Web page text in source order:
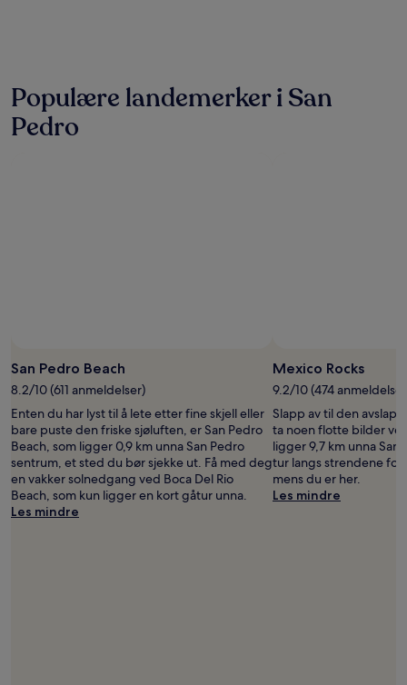
et
opphold
på
1
gjelde.
Populære landemerker i San
Pedro
San Pedro Beach
8.2/10 (611 anmeldelser)
Enten du har lyst til å lete etter fine skjell eller
bare puste den friske sjøluften, er San Pedro
Beach, som ligger 0,9 km unna San Pedro
sentrum, et sted du bør sjekke ut. Få med deg
en vakker solnedgang ved Boca Del Rio
Beach, som kun ligger en kort gåtur unna.
Les mindre
Mexico Rocks
9.2/10 (474
Slapp av til den
ta noen flotte bilder
ligger 9,7 km unna San
tur langs strendene for
mens du er her.
Les mindre